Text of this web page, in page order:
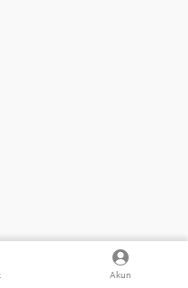
Akun